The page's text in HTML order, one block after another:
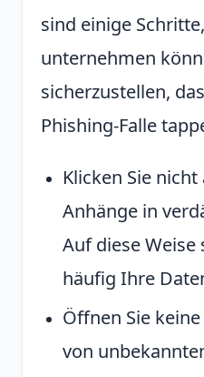
sind einige
unternehmen
sicherzustellen,
Phishing-Falle
Klicken Sie
Anhänge in
Auf diese
häufig Ihre
Öffnen Sie
von